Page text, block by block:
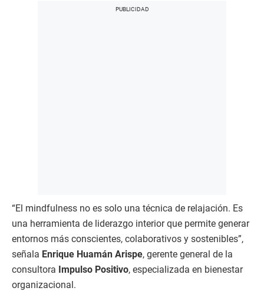
“El mindfulness no es solo una técnica de relajación. Es
una herramienta de liderazgo interior que permite generar
entornos más conscientes, colaborativos y sostenibles”,
señala Enrique Huamán Arispe, gerente general de la
consultora Impulso Positivo, especializada en bienestar
organizacional.